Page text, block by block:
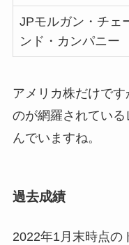
JPモルガン・チェ
ンド・カンパニー
アメリカ株だけで
のが網羅されてい
んでいますね。
過去成績
2022年1月末時点の